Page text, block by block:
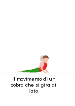
Il movimento di un
cobra che si gira di
lato